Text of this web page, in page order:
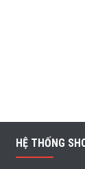
HỆ THỐNG